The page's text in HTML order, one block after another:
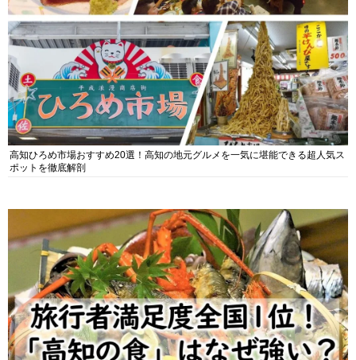
高知ひろめ市場おすすめ20選！高知の地元グルメを一気に堪能できる超人気ス
ポットを徹底解剖